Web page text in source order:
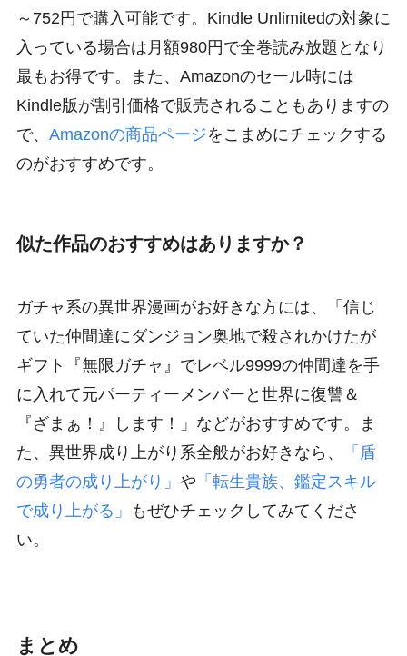
～752円で購入可能です。Kindle Unlimitedの対象に
入っている場合は月額980円で全巻読み放題となり
最もお得です。また、Amazonのセール時には
Kindle版が割引価格で販売されることもありますの
で、 Amazonの商品ページをこまめにチェックする
のがおすすめです。
似た作品のおすすめはありますか？
ガチャ系の異世界漫画がお好きな方には、「信じ
ていた仲間達にダンジョン奥地で殺されかけたが
ギフト『無限ガチャ』でレベル9999の仲間達を手
に入れて元パーティーメンバーと世界に復讐＆
『ざまぁ！』します！」などがおすすめです。ま
た、異世界成り上がり系全般がお好きなら、
「盾
の勇者の成り上がり」 や 「転生貴族、鑑定スキル
で成り上がる」
もぜひチェックしてみてくださ
い。
まとめ